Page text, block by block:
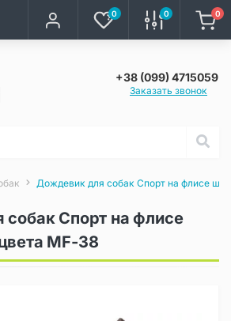
0 0 0
+38 (099) 4715059
Заказать звонок
Дождевик для собак Спорт на флисе
Спорт на флисе
MF-38